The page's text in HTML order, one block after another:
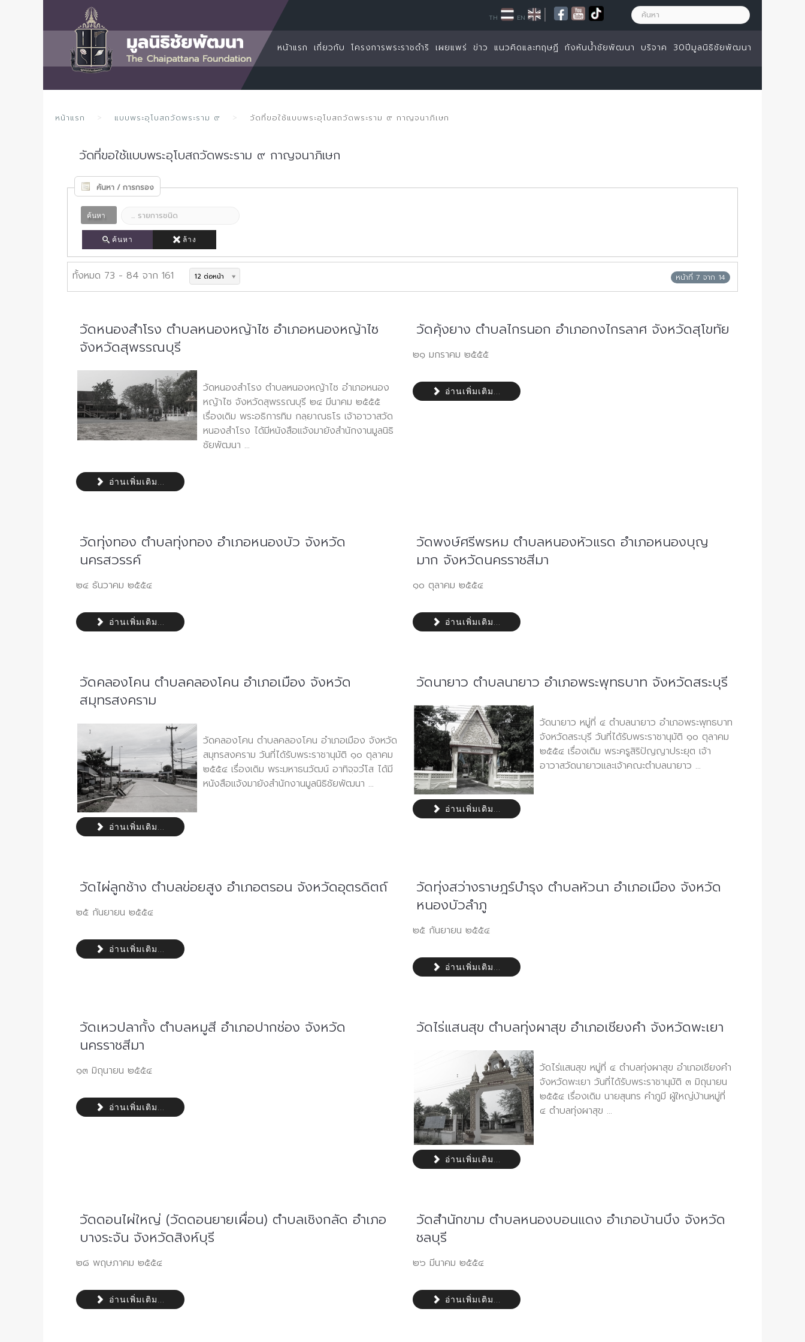
หน้าแรก เกี่ยวกับ โครงการพระราชดำริ เผยแพร่ ข่าว แนวคิดและทฤษฏี กังหันน้ำชัยพัฒนา บริจาค 30ปีมูลนิธิชัยพัฒนา
TH EN |
หน้าแรก แบบพระอุโบสถวัดพระราม ๙ วัดที่ขอใช้แบบพระอุโบสถวัดพระราม ๙ กาญจนาภิเษก
วัดที่ขอใช้แบบพระอุโบสถวัดพระราม ๙ กาญจนาภิเษก
ค้นหา / การกรอง
ค้นหา
ค้นหา ล้าง
ทั้งหมด 73 - 84 จาก 161 12 ต่อหน้า หน้าที่ 7 จาก 14
วัดหนองสำโรง ตำบลหนองหญ้าไซ อำเภอหนองหญ้าไซ
จังหวัดสุพรรณบุรี
วัดหนองสำโรง ตำบลหนองหญ้าไซ อำเภอหนอง
หญ้าไซ จังหวัดสุพรรณบุรี ๒๔ มีนาคม ๒๕๕๕
เรื่องเดิม พระอธิการทิม กลฺยาณธโร เจ้าอาวาสวัด
หนองสำโรง ได้มีหนังสือแจ้งมายังสำนักงานมูลนิธิ
ชัยพัฒนา ...
อ่านเพิ่มเติม...
วัดคุ้งยาง ตำบลไกรนอก อำเภอกงไกรลาศ จังหวัดสุโขทัย
๒๑ มกราคม ๒๕๕๕
อ่านเพิ่มเติม...
วัดทุ่งทอง ตำบลทุ่งทอง อำเภอหนองบัว จังหวัด
นครสวรรค์
๒๔ ธันวาคม ๒๕๕๔
อ่านเพิ่มเติม...
วัดพงษ์ศรีพรหม ตำบลหนองหัวแรด อำเภอหนองบุญ
มาก จังหวัดนครราชสีมา
๑๐ ตุลาคม ๒๕๕๔
อ่านเพิ่มเติม...
วัดคลองโคน ตำบลคลองโคน อำเภอเมือง จังหวัด
สมุทรสงคราม
วัดคลองโคน ตำบลคลองโคน อำเภอเมือง จังหวัด
สมุทรสงคราม วันที่ได้รับพระราชานุมัติ ๑๐ ตุลาคม
๒๕๕๔ เรื่องเดิม พระมหาธนวัฒน์ อาทิจฺจวํโส ได้มี
หนังสือแจ้งมายังสำนักงานมูลนิธิชัยพัฒนา ...
อ่านเพิ่มเติม...
วัดนายาว ตำบลนายาว อำเภอพระพุทธบาท จังหวัดสระบุรี
วัดนายาว หมู่ที่ ๔ ตำบลนายาว อำเภอพระพุทธบาท
จังหวัดสระบุรี วันที่ได้รับพระราชานุมัติ ๑๐ ตุลาคม
๒๕๕๔ เรื่องเดิม พระครูสิริปัญญาประยุต เจ้า
อาวาสวัดนายาวและเจ้าคณะตำบลนายาว ...
อ่านเพิ่มเติม...
วัดไผ่ลูกช้าง ตำบลข่อยสูง อำเภอตรอน จังหวัดอุตรดิตถ์
๒๕ กันยายน ๒๕๕๔
อ่านเพิ่มเติม...
วัดทุ่งสว่างราษฎร์บำรุง ตำบลหัวนา อำเภอเมือง จังหวัด
หนองบัวลำภู
๒๕ กันยายน ๒๕๕๔
อ่านเพิ่มเติม...
วัดเหวปลากั้ง ตำบลหมูสี อำเภอปากช่อง จังหวัด
นครราชสีมา
๑๓ มิถุนายน ๒๕๕๔
อ่านเพิ่มเติม...
วัดไร่แสนสุข ตำบลทุ่งผาสุข อำเภอเชียงคำ จังหวัดพะเยา
วัดไร่แสนสุข หมู่ที่ ๔ ตำบลทุ่งผาสุข อำเภอเชียงคำ
จังหวัดพะเยา วันที่ได้รับพระราชานุมัติ ๓ มิถุนายน
๒๕๕๔ เรื่องเดิม นายสุนทร คำภูมี ผู้ใหญ่บ้านหมู่ที่
๔ ตำบลทุ่งผาสุข ...
อ่านเพิ่มเติม...
วัดดอนไผ่ใหญ่ (วัดดอนยายเผื่อน) ตำบลเชิงกลัด อำเภอ
บางระจัน จังหวัดสิงห์บุรี
๒๘ พฤษภาคม ๒๕๕๔
อ่านเพิ่มเติม...
วัดสำนักขาม ตำบลหนองบอนแดง อำเภอบ้านบึง จังหวัด
ชลบุรี
๒๖ มีนาคม ๒๕๕๔
อ่านเพิ่มเติม...